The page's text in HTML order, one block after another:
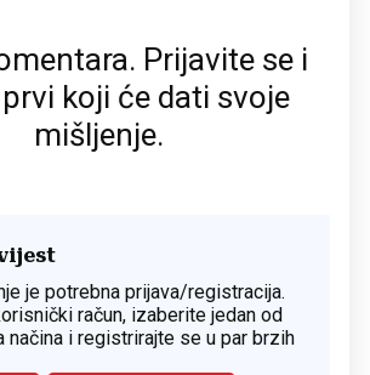
Prijavite se i
koji će dati svoje
mišljenje.
je potrebna prijava/registracija.
račun, izaberite jedan od
načina i registrirajte se u par brzih